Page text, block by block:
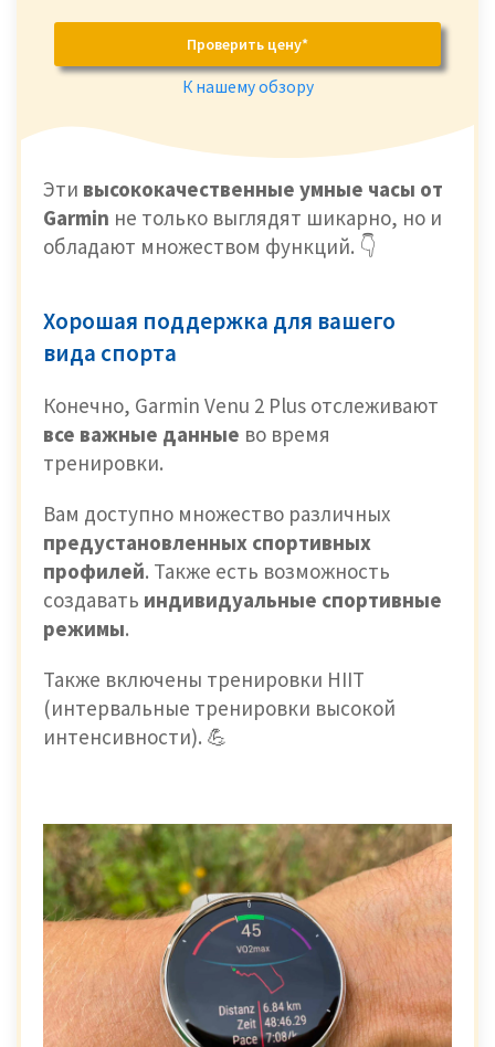
Проверить цену*
К нашему обзору
Эти высококачественные умные часы от
Garmin не только выглядят шикарно, но и
обладают множеством функций. 👇
Хорошая поддержка для вашего
вида спорта
Конечно, Garmin Venu 2 Plus отслеживают
все важные данные во время
тренировки.
Вам доступно множество различных
предустановленных спортивных
профилей. Также есть возможность
создавать индивидуальные спортивные
режимы.
Также включены тренировки HIIT
(интервальные тренировки высокой
интенсивности). 💪